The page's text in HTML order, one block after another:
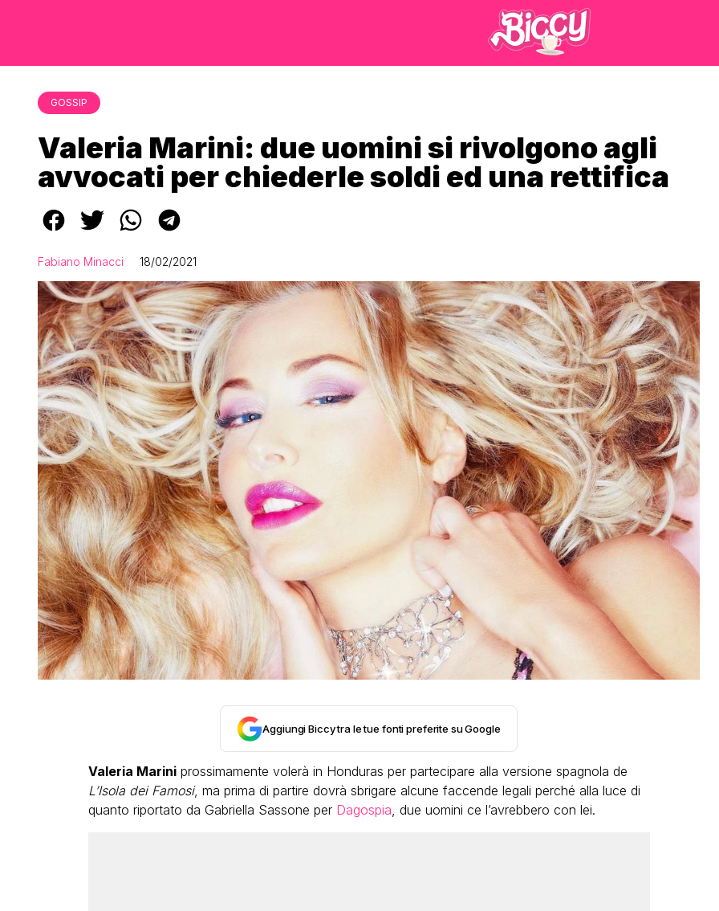
GOSSIP
Valeria Marini: due uomini si rivolgono agli
avvocati per chiederle soldi ed una rettifica
Fabiano Minacci 18/02/2021
Aggiungi Biccy tra le tue fonti preferite su Google
Valeria Mariniprossimamente volerà in Honduras per partecipare alla versione spagnola de
L’Isola dei Famosi, ma prima di partire dovrà sbrigare alcune faccende legali perché alla luce di
quanto riportato da Gabriella Sassone per Dagospia, due uomini ce l’avrebbero con lei.